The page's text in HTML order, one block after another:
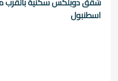
اسطنبول